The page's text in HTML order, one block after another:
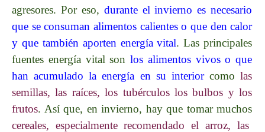
agresores. Por eso, durante el invierno es necesario
que se consuman alimentos calientes o que den calor
y que también aporten energía vital. Las principales
fuentes energía vital son los alimentos vivos o que
han acumulado la energía en su interiorcomolas
semillas, las raíces, los tubérculos los bulbos y los
frutos. Así que, en invierno, hay que tomar muchos
cereales, especialmente recomendado el arroz, las